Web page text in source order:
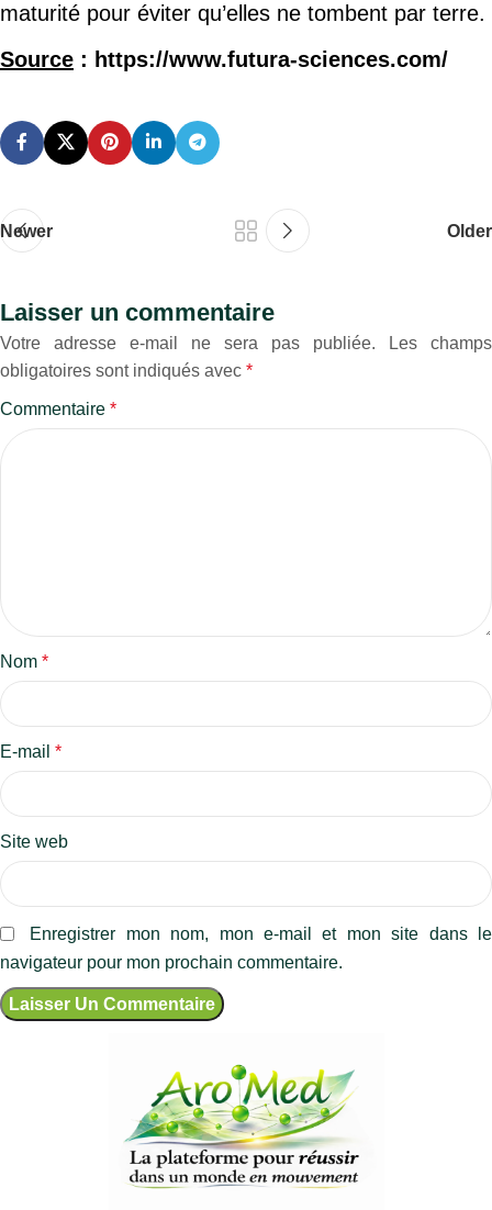
maturité pour éviter qu’elles ne tombent par terre.
Source : https://www.futura-sciences.com/
Newer Older
Laisser un commentaire
Votre adresse e-mail ne sera pas publiée.
Les champs
obligatoires sont indiqués avec *
Commentaire *
Nom *
E-mail *
Site web
Enregistrer mon nom, mon e-mail et mon site dans le
navigateur pour mon prochain commentaire.